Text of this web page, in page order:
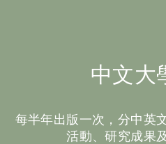
中文大
每半年出版一次，分中英
活動、研究成果